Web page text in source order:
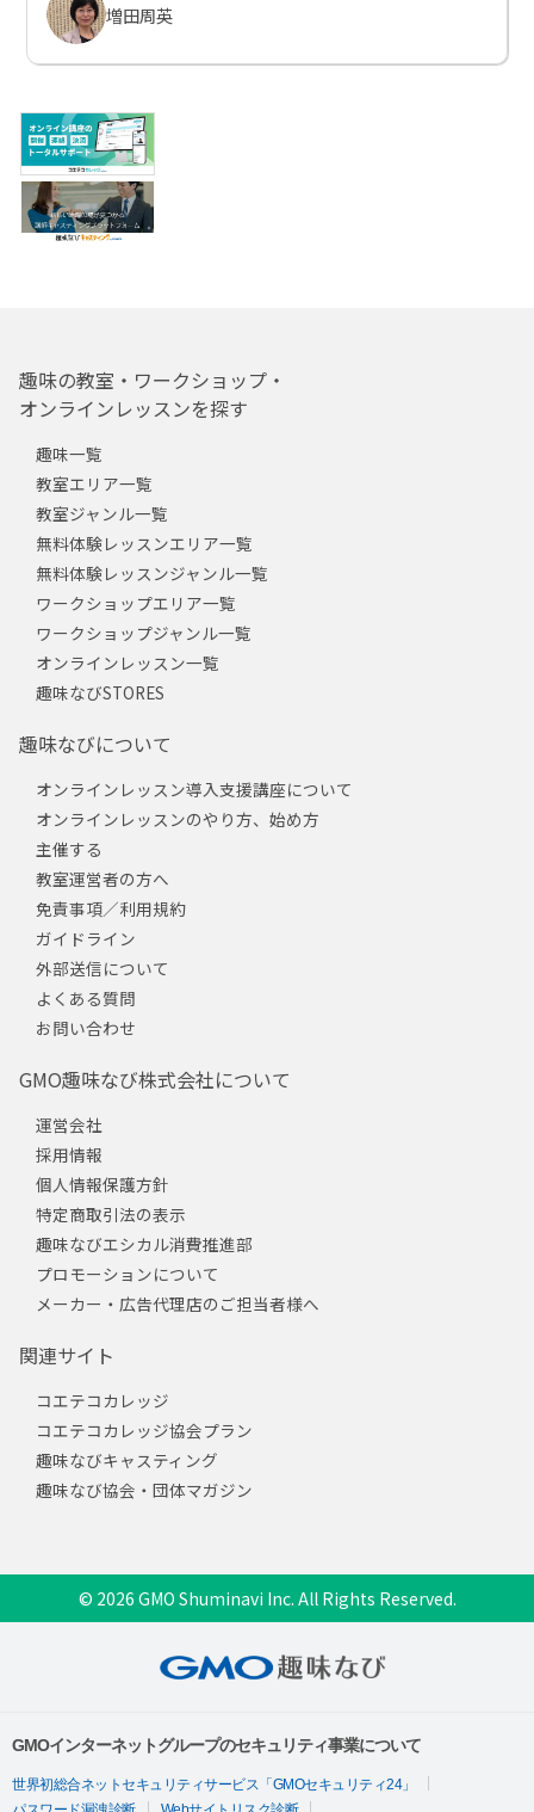
増田周英
趣味の教室・ワークショップ・
オンラインレッスンを探す
趣味一覧
教室エリア一覧
教室ジャンル一覧
無料体験レッスンエリア一覧
無料体験レッスンジャンル一覧
ワークショップエリア一覧
ワークショップジャンル一覧
オンラインレッスン一覧
趣味なびSTORES
趣味なびについて
オンラインレッスン導入支援講座について
オンラインレッスンのやり方、始め方
主催する
教室運営者の方へ
免責事項／利用規約
ガイドライン
外部送信について
よくある質問
お問い合わせ
GMO趣味なび株式会社について
運営会社
採用情報
個人情報保護方針
特定商取引法の表示
趣味なびエシカル消費推進部
プロモーションについて
メーカー・広告代理店のご担当者様へ
関連サイト
コエテコカレッジ
コエテコカレッジ協会プラン
趣味なびキャスティング
趣味なび協会・団体マガジン
© 2026 GMO Shuminavi Inc. All Rights Reserved.